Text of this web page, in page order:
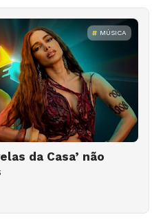
MÚSICA
da Casa’ não